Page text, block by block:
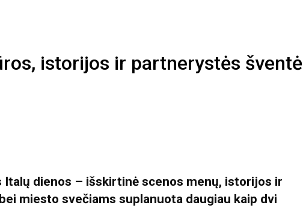
istorijos ir partnerystės šventė
Italų dienos – išskirtinė scenos menų, istorijos ir
miesto svečiams suplanuota daugiau kaip dvi